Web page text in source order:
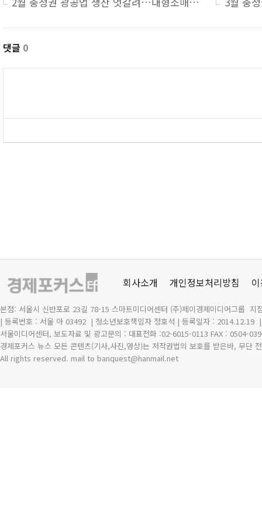
댓글 0
회사소개 개인정보처리방침
본점: 서울시 신반포로 23길 78-15 스마트미디어센터 (주)제이경제미디어그룹 지
| 등록번호 : 서울 아 03492 | 청소년보호책임자 정호석 | 등록일자 : 2014.12.19
서울미디어센터, 보도자료 및 광고문의 : 대표전화 :02-6015-0113 FAX : 0504-
경제포커스 뉴스 모든 콘텐츠(기사,사진,영상)는 저작권법의 보호를 받은바, 무단
All rights reserved. mail to banquest@hanmail.net